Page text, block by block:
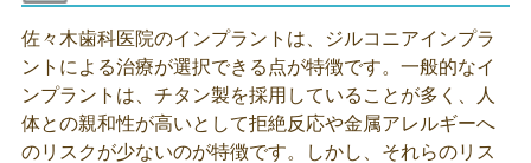
佐々木歯科医院のインプラントは、ジルコニアインプラ
ントによる治療が選択できる点が特徴です。一般的なイ
ンプラントは、チタン製を採用していることが多く、人
体との親和性が高いとして拒絶反応や金属アレルギーへ
のリスクが少ないのが特徴です。しかし、それらのリス